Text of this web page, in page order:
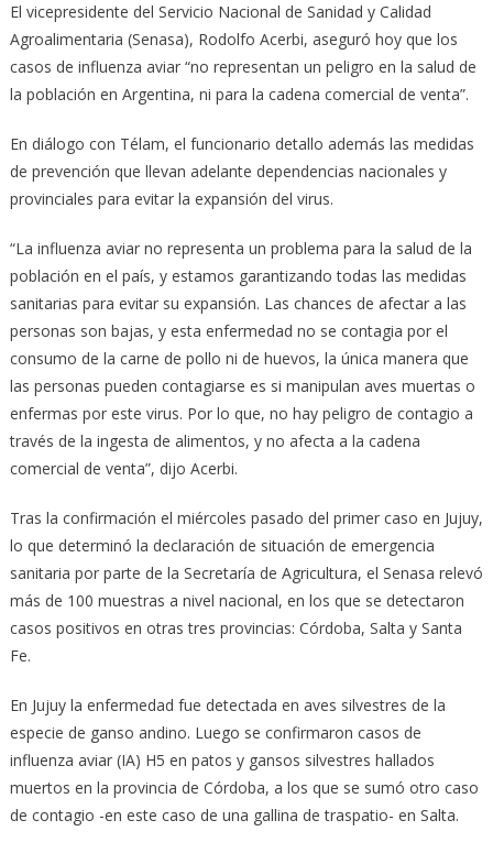
El vicepresidente del Servicio Nacional de Sanidad y Calidad
Agroalimentaria (Senasa), Rodolfo Acerbi, aseguró hoy que los
casos de influenza aviar “no representan un peligro en la salud de
la población en Argentina, ni para la cadena comercial de venta”.
En diálogo con Télam, el funcionario detallo además las medidas
de prevención que llevan adelante dependencias nacionales y
provinciales para evitar la expansión del virus.
“La influenza aviar no representa un problema para la salud de la
población en el país, y estamos garantizando todas las medidas
sanitarias para evitar su expansión. Las chances de afectar a las
personas son bajas, y esta enfermedad no se contagia por el
consumo de la carne de pollo ni de huevos, la única manera que
las personas pueden contagiarse es si manipulan aves muertas o
enfermas por este virus. Por lo que, no hay peligro de contagio a
través de la ingesta de alimentos, y no afecta a la cadena
comercial de venta”, dijo Acerbi.
Tras la confirmación el miércoles pasado del primer caso en Jujuy,
lo que determinó la declaración de situación de emergencia
sanitaria por parte de la Secretaría de Agricultura, el Senasa relevó
más de 100 muestras a nivel nacional, en los que se detectaron
casos positivos en otras tres provincias: Córdoba, Salta y Santa
Fe.
En Jujuy la enfermedad fue detectada en aves silvestres de la
especie de ganso andino. Luego se confirmaron casos de
influenza aviar (IA) H5 en patos y gansos silvestres hallados
muertos en la provincia de Córdoba, a los que se sumó otro caso
de contagio -en este caso de una gallina de traspatio- en Salta.